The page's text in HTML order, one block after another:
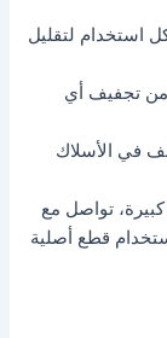
استخدام لتقليل
من تجفيف أي
في الأسلاك
تواصل مع
قطع أصلية